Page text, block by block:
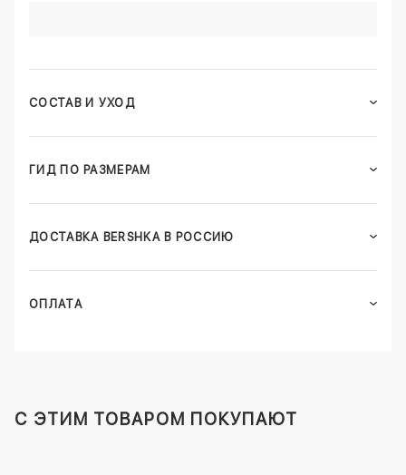
СОСТАВ И УХОД
ГИД ПО РАЗМЕРАМ
ДОСТАВКА BERSHKA В РОССИЮ
ОПЛАТА
C ЭТИМ ТОВАРОМ ПОКУПАЮТ